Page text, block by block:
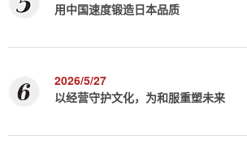
用中国速度锻造日本品质
2026/5/27
以经营守护文化，为和服重塑未来